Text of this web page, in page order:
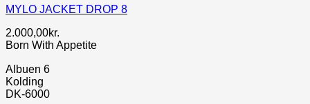
MYLO JACKET DROP 8
2.000,00kr.
Born With Appetite
Albuen 6
Kolding
DK-6000